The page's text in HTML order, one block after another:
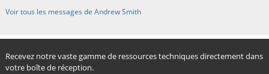
Voir tous les messages de Andrew Smith
Recevez notre vaste gamme de ressources techniques directement dans
votre boîte de réception.